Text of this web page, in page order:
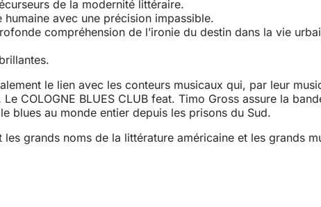
de la modernité littéraire.
avec une précision impassible.
compréhension de l’ironie du destin dans la vie
le lien avec les conteurs musicaux qui, par leur
COLOGNE BLUES CLUB feat. Timo Gross assure la
blues au monde entier depuis les prisons du Sud.
grands noms de la littérature américaine et les grands